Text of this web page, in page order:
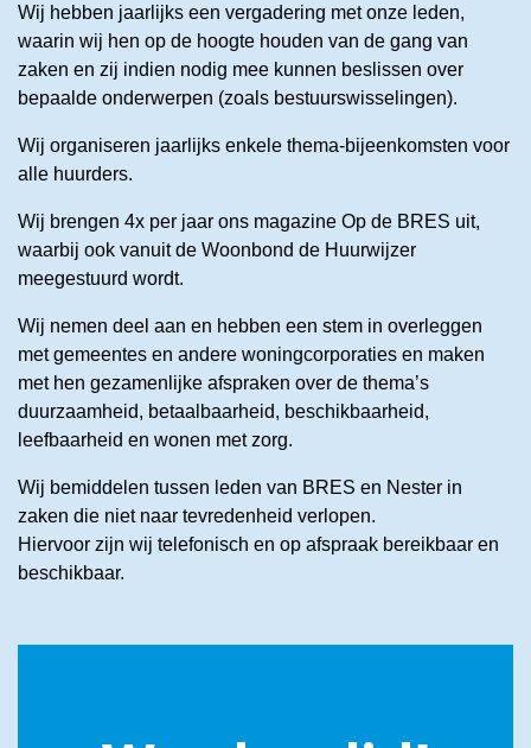
Wij hebben jaarlijks een vergadering met onze leden,
waarin wij hen op de hoogte houden van de gang van
zaken en zij indien nodig mee kunnen beslissen over
bepaalde onderwerpen (zoals bestuurswisselingen).
Wij organiseren jaarlijks enkele thema-bijeenkomsten voor
alle huurders.
Wij brengen 4x per jaar ons magazine Op de BRES uit,
waarbij ook vanuit de Woonbond de Huurwijzer
meegestuurd wordt.
Wij nemen deel aan en hebben een stem in overleggen
met gemeentes en andere woningcorporaties en maken
met hen gezamenlijke afspraken over de thema’s
duurzaamheid, betaalbaarheid, beschikbaarheid,
leefbaarheid en wonen met zorg.
Wij bemiddelen tussen leden van BRES en Nester in
zaken die niet naar tevredenheid verlopen.
Hiervoor zijn wij telefonisch en op afspraak bereikbaar en
beschikbaar.